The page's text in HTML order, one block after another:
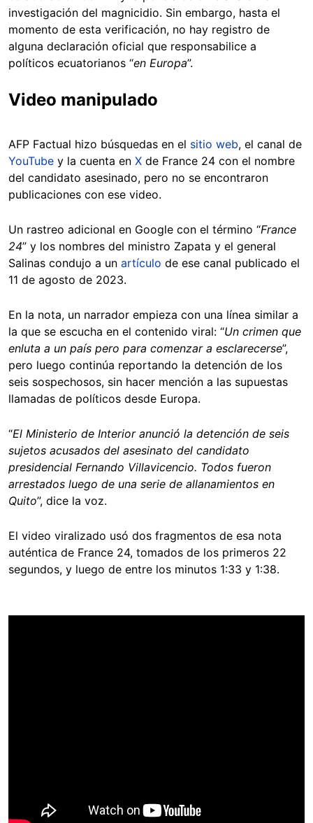
investigación del magnicidio. Sin embargo, hasta el
momento de esta verificación, no hay registro de
alguna declaración oficial que responsabilice a
políticos ecuatorianos “en Europa”.
Video manipulado
AFP Factual hizo búsquedas en el sitio web, el canal de
YouTube y la cuenta en X de France 24 con el nombre
del candidato asesinado, pero no se encontraron
publicaciones con ese video.
Un rastreo adicional en Google con el término “France
24” y los nombres del ministro Zapata y el general
Salinas condujo a un artículo de ese canal publicado el
11 de agosto de 2023.
En la nota, un narrador empieza con una línea similar a
la que se escucha en el contenido viral: “Un crimen que
enluta a un país pero para comenzar a esclarecerse”,
pero luego continúa reportando la detención de los
seis sospechosos, sin hacer mención a las supuestas
llamadas de políticos desde Europa.
“El Ministerio de Interior anunció la detención de seis
sujetos acusados del asesinato del candidato
presidencial Fernando Villavicencio. Todos fueron
arrestados luego de una serie de allanamientos en
Quito”, dice la voz.
El video viralizado usó dos fragmentos de esa nota
auténtica de France 24, tomados de los primeros 22
segundos, y luego de entre los minutos 1:33 y 1:38.